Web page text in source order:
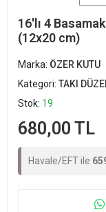
16'lı 4
(12x20 cm)
Marka: ÖZER KUTU
Kategori: TAKI
Stok: 19
680,00 TL
Havale/EFT ile